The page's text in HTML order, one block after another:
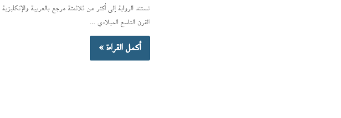
تستند الرواية إلى أكثر من ثلاثمئة مرجع بالعربية
القرن التاسع الميلادي ...
أكمل القراءة »